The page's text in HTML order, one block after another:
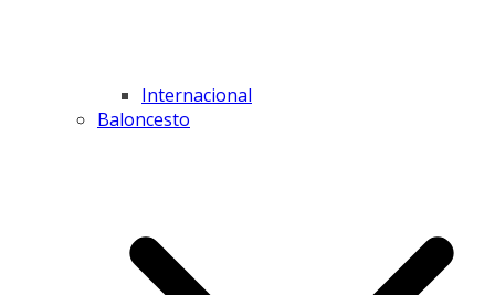
Internacional
Baloncesto